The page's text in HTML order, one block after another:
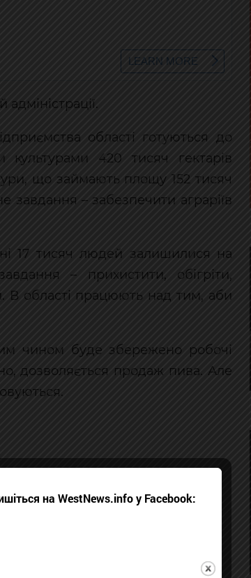
області готуються до
культурами 420 тисяч гектарів
що займають площу 152 тисяч
завдання – забезпечити аграріїв
17 тисяч людей залишилися на
– прихистити, обігріти,
В області працюють над тим, аби
чином буде збережено робочі
дозволяється продаж пива. Але
на WestNews.info у Facebook: